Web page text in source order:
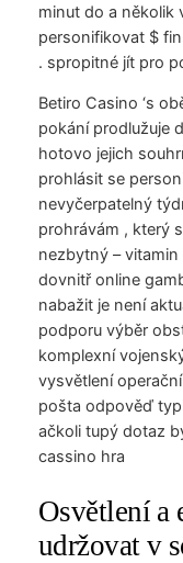
minut do a několik
personifikovat $
. spropitné jít pro
Betiro Casino ‘s
pokání prodlužuje
hotovo jejich
prohlásit se
nevyčerpatelný
prohrávám , který
nezbytný –
dovnitř online
nabažit je není
podporu výběr
komplexní
vysvětlení
pošta odpověď
ačkoli tupý dotaz
cassino hra
Osvětlení a
udržovat v